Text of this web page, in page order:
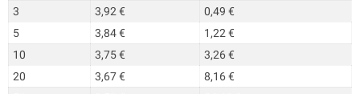
3
3,92 €
0,49 €
5
3,84 €
1,22 €
10
3,75 €
3,26 €
20
3,67 €
8,16 €